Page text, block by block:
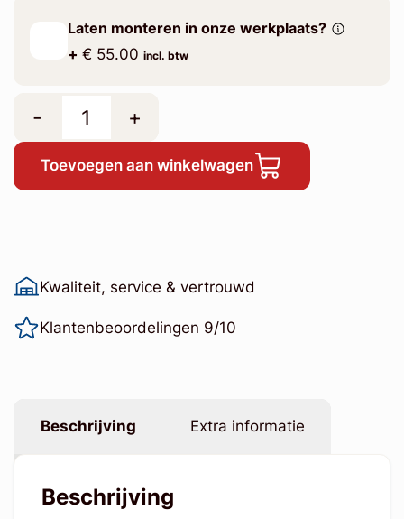
Laten monteren in onze werkplaats?
+ € 55.00 incl. btw
- +
Toevoegen aan winkelwagen
Kwaliteit, service & vertrouwd
Klantenbeoordelingen 9/10
Beschrijving Extra informatie
Beschrijving